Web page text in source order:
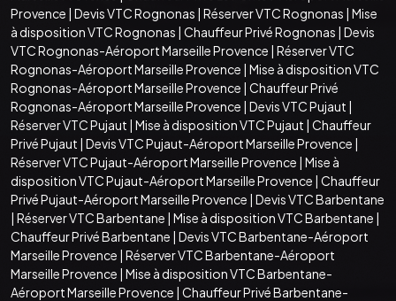
Provence | Devis VTC Rognonas | Réserver VTC Rognonas | Mise
à disposition VTC Rognonas | Chauffeur Privé Rognonas | Devis
VTC Rognonas-Aéroport Marseille Provence | Réserver VTC
Rognonas-Aéroport Marseille Provence | Mise à disposition VTC
Rognonas-Aéroport Marseille Provence | Chauffeur Privé
Rognonas-Aéroport Marseille Provence | Devis VTC Pujaut |
Réserver VTC Pujaut | Mise à disposition VTC Pujaut | Chauffeur
Privé Pujaut | Devis VTC Pujaut-Aéroport Marseille Provence |
Réserver VTC Pujaut-Aéroport Marseille Provence | Mise à
disposition VTC Pujaut-Aéroport Marseille Provence | Chauffeur
Privé Pujaut-Aéroport Marseille Provence | Devis VTC Barbentane
| Réserver VTC Barbentane | Mise à disposition VTC Barbentane |
Chauffeur Privé Barbentane | Devis VTC Barbentane-Aéroport
Marseille Provence | Réserver VTC Barbentane-Aéroport
Marseille Provence | Mise à disposition VTC Barbentane-
Aéroport Marseille Provence | Chauffeur Privé Barbentane-